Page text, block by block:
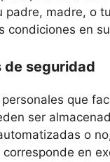
padre, madre, o
condiciones en
de seguridad
que
ser
o
en